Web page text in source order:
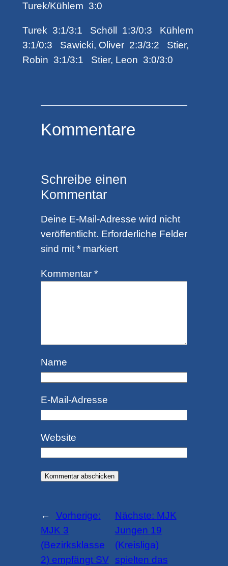
Turek/Kühlem 3:0
Turek 3:1/3:1 Schöll 1:3/0:3 Kühlem
3:1/0:3 Sawicki, Oliver 2:3/3:2 Stier,
Robin 3:1/3:1 Stier, Leon 3:0/3:0
Kommentare
Schreibe einen
Kommentar
Deine E-Mail-Adresse wird nicht
veröffentlicht. Erforderliche Felder
sind mit*markiert
Kommentar *
Name
E-Mail-Adresse
Website
←
Vorherige:
MJK 3
(Bezirksklasse
2) empfängt SV
Nächste: MJK
Jungen 19
(Kreisliga)
spielten das